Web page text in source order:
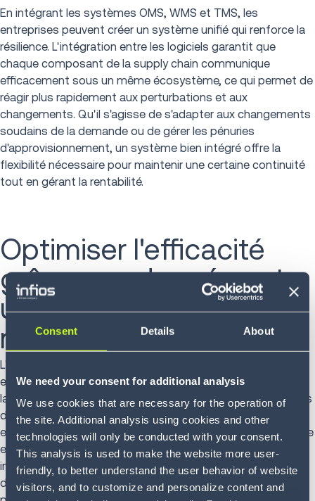
Consent Details About
We need your consent for additional analysis
We use cookies that are necessary for the operation of
the site. Additional analysis using cookies and other
technologies will only be conducted with your consent.
This analysis is used to make the website more user-
friendly, to better understand the user behavior of website
visitors, and to customize and personalize content and
En intégrant les systèmes OMS, WMS et TMS, les
entreprises peuvent créer un système unifié qui renforce la
résilience. L'intégration entre les logiciels garantit que
chaque composant de la supply chain communique
efficacement sous un même écosystème, ce qui permet de
réagir plus rapidement aux perturbations et aux
changements. Qu'il s'agisse de s'adapter aux changements
soudains de la demande ou de gérer les pénuries
d'approvisionnement, un système bien intégré offre la
flexibilité nécessaire pour maintenir une certaine continuité
tout en gérant la rentabilité.
Optimiser l'efficacité
grâce aux données et
une visibilité en temps
réel
L'un des avantages les plus significatifs de la connexion
entre les systèmes OMS, WMS et TMS est l'amélioration de
la visibilité en temps réel à partir d'une analyse partagée des
données. Nous ne cessons d'entendre que de nombreuses
entreprises sont confrontées à un manque de transparence
et à des informations tardives, ce qui entraîne des
inefficacités et une augmentation des coûts. Lorsque les
données provenant de l'ensemble de la supply chain